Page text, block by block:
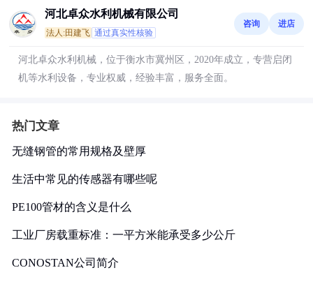
河北卓众水利机械有限公司
法人:田建飞 通过真实性核验
咨询 进店
河北卓众水利机械，位于衡水市冀州区，2020年成立，专营启闭
机等水利设备，专业权威，经验丰富，服务全面。
热门文章
无缝钢管的常用规格及壁厚
生活中常见的传感器有哪些呢
PE100管材的含义是什么
工业厂房载重标准：一平方米能承受多少公斤
CONOSTAN公司简介